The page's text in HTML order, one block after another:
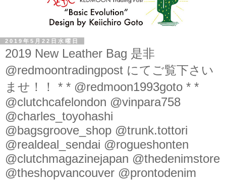
2019年5月22日水曜日
2019 New Leather Bag 是非
@redmoontradingpost にてご覧下さい
ませ！！ * * @redmoon1993goto * *
@clutchcafelondon @vinpara758
@charles_toyohashi
@bagsgroove_shop @trunk.tottori
@realdeal_sendai @rogueshonten
@clutchmagazinejapan @thedenimstore
@theshopvancouver @prontodenim